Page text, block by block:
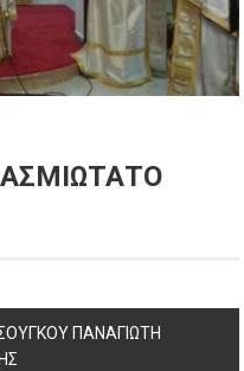
ΠΑΝΑΓΙΩΤΗ